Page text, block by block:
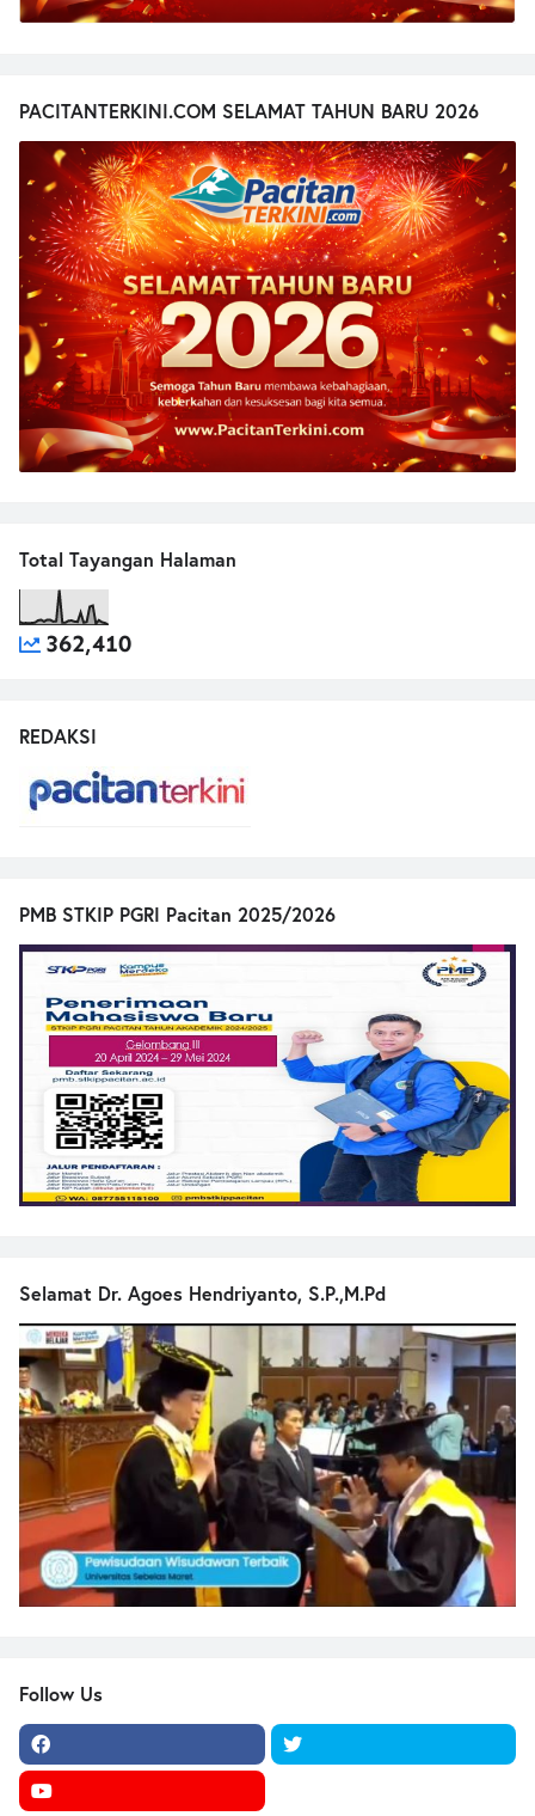
PACITANTERKINI.COM SELAMAT TAHUN BARU 2026
Total Tayangan Halaman
362,410
REDAKSI
PMB STKIP PGRI Pacitan 2025/2026
Selamat Dr. Agoes Hendriyanto, S.P.,M.Pd
Follow Us